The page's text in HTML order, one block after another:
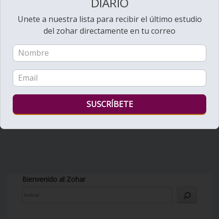
Bienvenido al Zohar
Unete a nuestra lista para recibir el último estudio
del zohar directamente en tu correo